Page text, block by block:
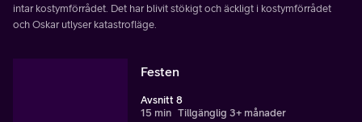
intar kostymförrådet. Det har blivit stökigt och äckligt i kostymförrådet
och Oskar utlyser katastrofläge.
Festen
Avsnitt 8
15 min Tillgänglig 3+ månader